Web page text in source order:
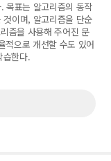
목표는 알고리즘의 동작
이며, 알고리즘을 단순
즘을 사용해 주어진 문
적으로 개선할 수도 있어
습한다.